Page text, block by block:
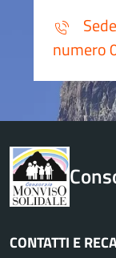
numero
CONTATTI E